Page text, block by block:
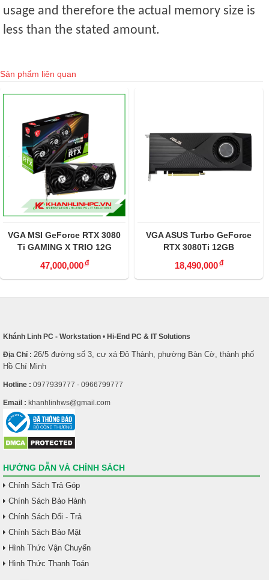
usage and therefore the actual memory size is
less than the stated amount.
Sản phẩm liên quan
3080
VGA ASUS Turbo GeForce
RTX 3080Ti 12GB
18,490,000
VGA Colorful
3080Ti Vulcan OC
27,990,000
Khánh Linh PC - Workstation • Hi-End PC & IT Solutions
Địa Chỉ : 26/5 đường số 3, cư xá Đô Thành, phường Bàn Cờ, thành phố
Hồ Chí Minh
Hotline : 0977939777 - 0966799777
Email : khanhlinhws@gmail.com
HƯỚNG DẪN VÀ CHÍNH SÁCH
Chính Sách Trả Góp
Chính Sách Bảo Hành
Chính Sách Đổi - Trả
Chính Sách Bảo Mật
Hình Thức Vận Chuyển
Hình Thức Thanh Toán